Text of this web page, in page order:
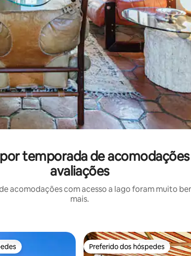
temporada de
avaliações
acomodações com acesso a lago foram muito
mais.
Preferido dos hóspedes
Preferido dos hóspedes